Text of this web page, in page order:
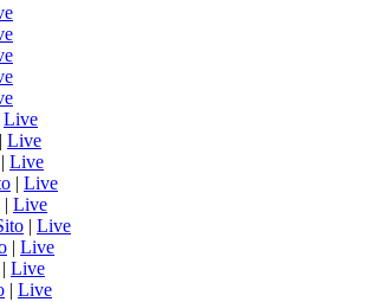
Live
| Live
| Live
| Live
| Live
| Live
| Live
| Live
| Live